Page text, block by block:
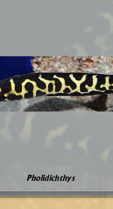
Pholidichthys